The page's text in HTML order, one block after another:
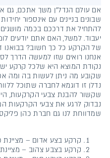
אם עולם הנדל"ן משך אתכם, גם
שבונים בניינים עם אינספור
להתחיל את דרככם בכמה
יעבוד. למשל, האם אתם יודעים
של הקרקע כל כך חשוב? בבואנו
אנחנו רואים שזו למעשה הדרך
נקודת המוצא היא שלכל קרקע יש
שקובע מה ניתן לעשות בה ומה
נדלן זו דוגמא לחברה שתוכל
שקשור להבנת צבעי הקרקעות,
נבדוק לרגע את צבעי הקרקעות
שמדווחת לנו גם חברת כהן
קרקע בצע אדום – מציינת
קרקע בצבע צהוב – מציינת